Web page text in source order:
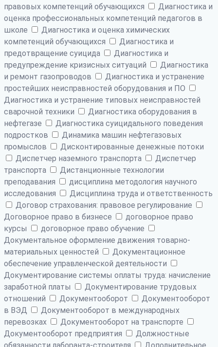
правовых компетенций обучающихся
Диагностика и
оценка профессиональных компетенций педагогов в
школе
Диагностика и оценка химических
компетенций обучающихся
Диагностика и
предотвращение суицида
Диагностика и
предупреждение кризисных ситуаций
Диагностика
и ремонт газопроводов
Диагностика и устранение
простейших неисправностей оборудования и ПО
Диагностика и устранение типовых неисправностей
сварочной техники
Диагностика оборудования в
нефтегазе
Диагностика суицидального поведения
подростков
Динамика машин нефтегазовых
промыслов
Дисконтированные денежные потоки
Диспетчер наземного транспорта
Диспетчер
транспорта
Дистанционные технологии
преподавания
дисциплина методология научного
исследования
Дисциплина труда и ответственность
Договор страхования: правовое регулирование
Договорное право в бизнесе
договорное право
курсы
договорное право обучение
Документальное оформление движения товарно-
материальных ценностей
Документационное
обеспечение управленческой деятельности
Документирование системы оплаты труда: начисление
заработной платы
Документирование трудовых
отношений
Документооборот
Документооборот
в ВЭД
Документооборот в международных
перевозках
Документооборот на транспорте
Документооборот предприятия
Должностные